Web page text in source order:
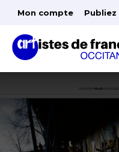
Mon compte Publiez